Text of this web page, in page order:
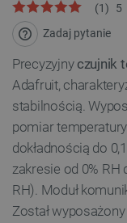
5
(1)
Zadaj pytanie
Precyzyjny czujnik
Adafruit,
stabilnością.
pomiar
dokładnością do
zakresie od 0% RH
RH). Moduł
Został